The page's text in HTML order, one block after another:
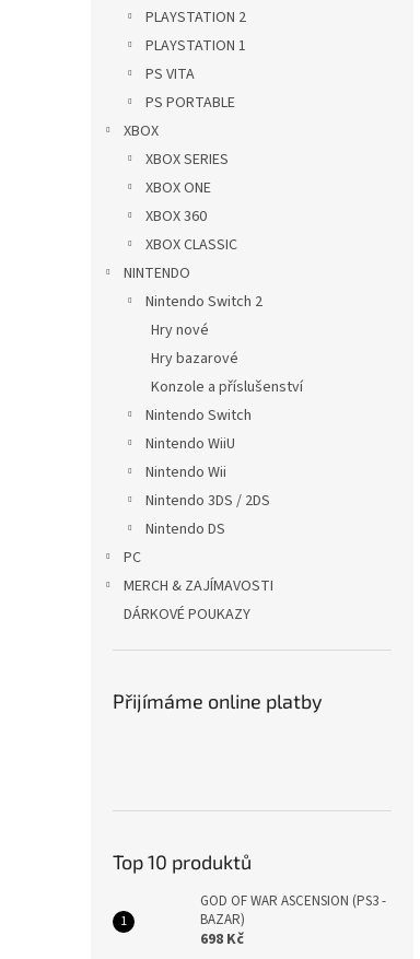
PLAYSTATION 2
PLAYSTATION 1
PS VITA
PS PORTABLE
XBOX
XBOX SERIES
XBOX ONE
XBOX 360
XBOX CLASSIC
NINTENDO
Nintendo Switch 2
Hry nové
Hry bazarové
Konzole a příslušenství
Nintendo Switch
Nintendo WiiU
Nintendo Wii
Nintendo 3DS / 2DS
Nintendo DS
PC
MERCH & ZAJÍMAVOSTI
DÁRKOVÉ POUKAZY
Přijímáme online platby
Top 10 produktů
GOD OF WAR ASCENSION (PS3 -
BAZAR)
698 Kč